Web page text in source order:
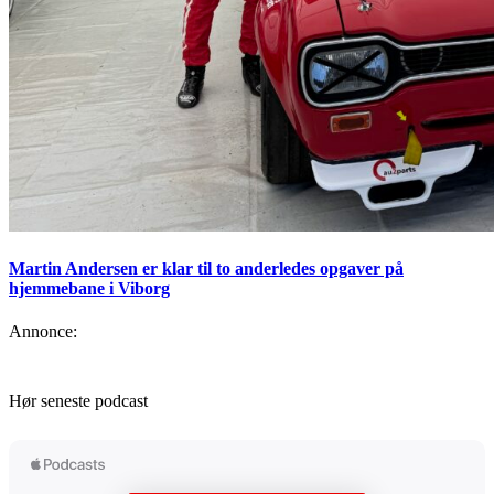
Martin Andersen er klar til to anderledes opgaver på
hjemmebane i Viborg
Annonce:
Hør seneste podcast